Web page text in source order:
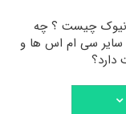
چیست ؟ چه
سایر سی ام اس ها و
دارد؟